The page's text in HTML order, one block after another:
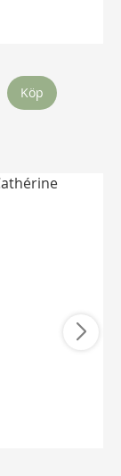
Köp